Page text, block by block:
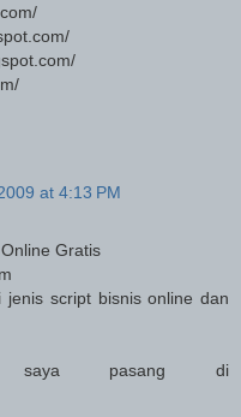
at 4:13 PM
Gratis
jenis script bisnis online dan
pasang di